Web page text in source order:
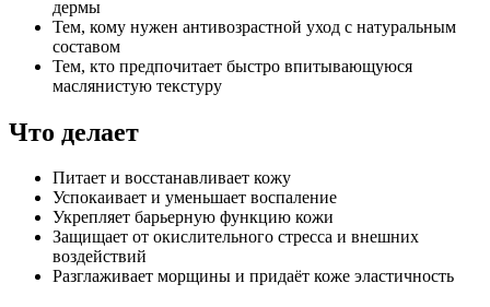
дермы
Тем, кому нужен антивозрастной уход с натуральным
составом
Тем, кто предпочитает быстро впитывающуюся
маслянистую текстуру
Что делает
Питает и восстанавливает кожу
Успокаивает и уменьшает воспаление
Укрепляет барьерную функцию кожи
Защищает от окислительного стресса и внешних
воздействий
Разглаживает морщины и придаёт коже эластичность